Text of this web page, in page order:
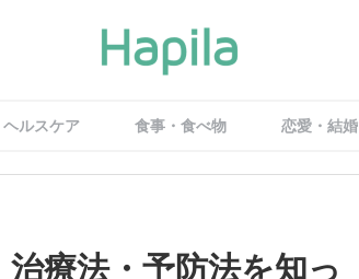
ヘルスケア 食事・食べ物 恋愛・結婚
療法・予防法を知っ